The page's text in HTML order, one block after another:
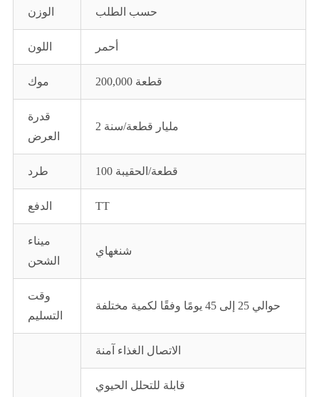
الوزن حسب الطلب
اللون أحمر
موك 200,000 قطعة
قدرة
العرض
2 مليار قطعة/سنة
طرد 100 قطعة/الحقيبة
الدفع TT
ميناء
الشحن
شنغهاي
وقت
التسليم
حوالي 25 إلى 45 يومًا وفقًا لكمية مختلفة
الاتصال الغذاء آمنة
قابلة للتحلل الحيوي